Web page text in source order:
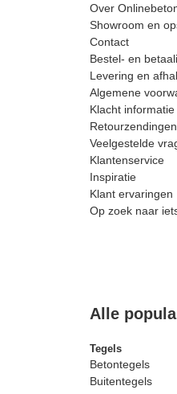
Over
Showroom en
Contact
Bestel- en
Levering en
Algemene
Klacht informatie
Retourzendingen
Veelgestelde
Klantenservice
Inspiratie
Klant ervaringen
Op zoek naar
Alle
Tegels
Betontegels
Buitentegels